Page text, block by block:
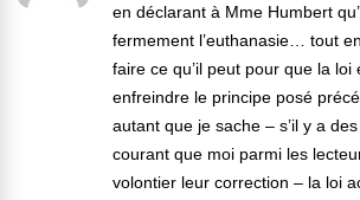
en déclarant à Mme Humbert
fermement l’euthanasie… tout
faire ce qu’il peut pour que la loi
enfreindre le principe posé
autant que je sache – s’il y a
courant que moi parmi les
volontier leur correction – la loi